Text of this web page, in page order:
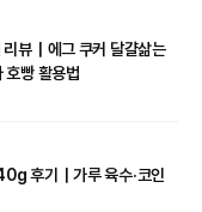
뷰｜에그 쿠커 달걀삶는
호빵 활용법
후기｜가루 육수·코인